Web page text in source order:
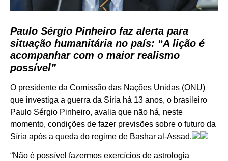
Paulo Sérgio Pinheiro faz alerta para
situação humanitária no país: “A lição é
acompanhar com o maior realismo
possível”
O presidente da Comissão das Nações Unidas (ONU)
que investiga a guerra da Síria há 13 anos, o brasileiro
Paulo Sérgio Pinheiro, avalia que não há, neste
momento, condições de fazer previsões sobre o futuro da
Síria após a queda do regime de Bashar al-Assad.
“Não é possível fazermos exercícios de astrologia